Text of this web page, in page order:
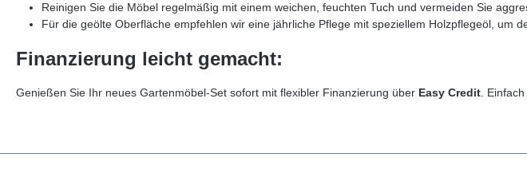
Reinigen Sie die Möbel regelmäßig mit einem weichen, feuchten Tuch und vermeiden Sie
Für die geölte Oberfläche empfehlen wir eine jährliche Pflege mit speziellem Holzpflegeöl, um
Finanzierung leicht gemacht:
Genießen Sie Ihr neues Gartenmöbel-Set sofort mit flexibler Finanzierung über Easy Credit .